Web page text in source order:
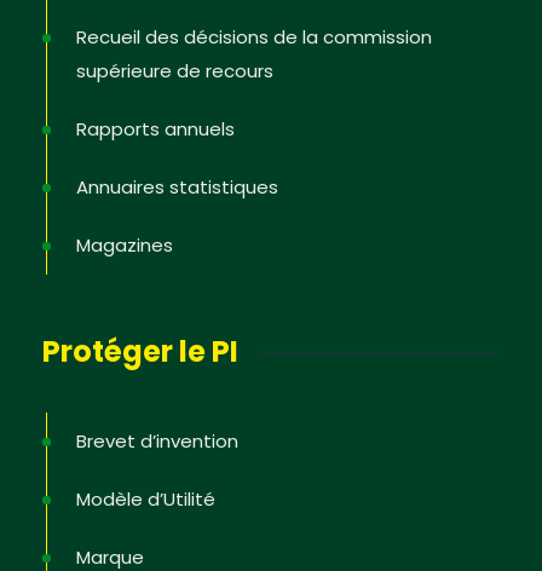
Recueil des décisions de la commission
supérieure de recours
Rapports annuels
Annuaires statistiques
Magazines
Protéger le PI
Brevet d’invention
Modèle d’Utilité
Marque